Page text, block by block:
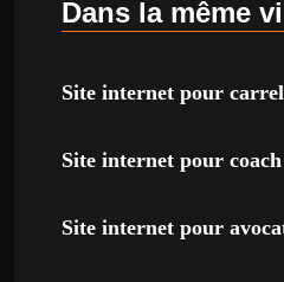
Dans la même
Site internet pour
Site internet pour
Site internet pour